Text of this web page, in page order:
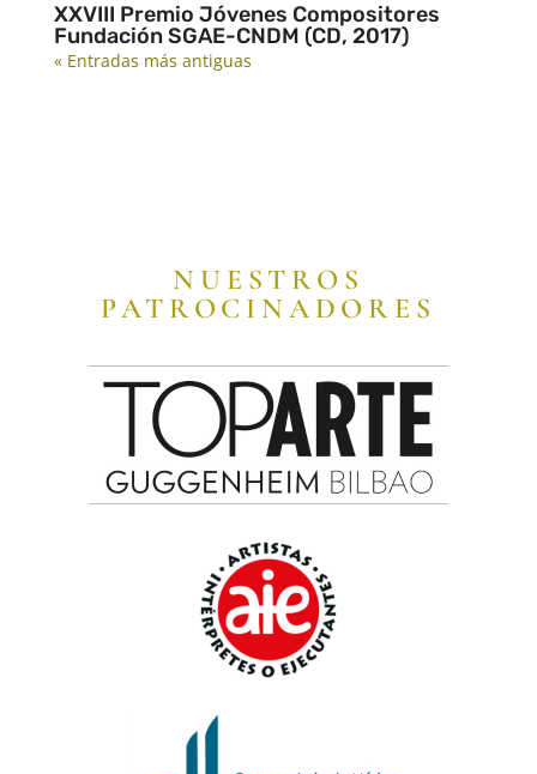
XXVIII Premio Jóvenes Compositores
Fundación SGAE-CNDM (CD, 2017)
« Entradas más antiguas
NUESTROS
PATROCINADORES